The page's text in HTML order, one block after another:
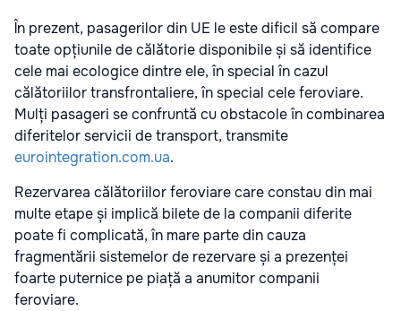
În prezent, pasagerilor din UE le este dificil să compare
toate opțiunile de călătorie disponibile și să identifice
cele mai ecologice dintre ele, în special în cazul
călătoriilor transfrontaliere, în special cele feroviare.
Mulți pasageri se confruntă cu obstacole în combinarea
diferitelor servicii de transport, transmite
eurointegration.com.ua.
Rezervarea călătoriilor feroviare care constau din mai
multe etape și implică bilete de la companii diferite
poate fi complicată, în mare parte din cauza
fragmentării sistemelor de rezervare și a prezenței
foarte puternice pe piață a anumitor companii
feroviare.